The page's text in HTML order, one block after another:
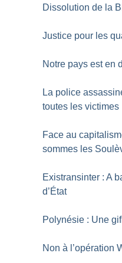
Dissolution de la
Justice pour les
Notre pays est en
La police
toutes les victimes
Face au
sommes les
Existransinter : A
d’État
Polynésie : Une
Non à l’opération